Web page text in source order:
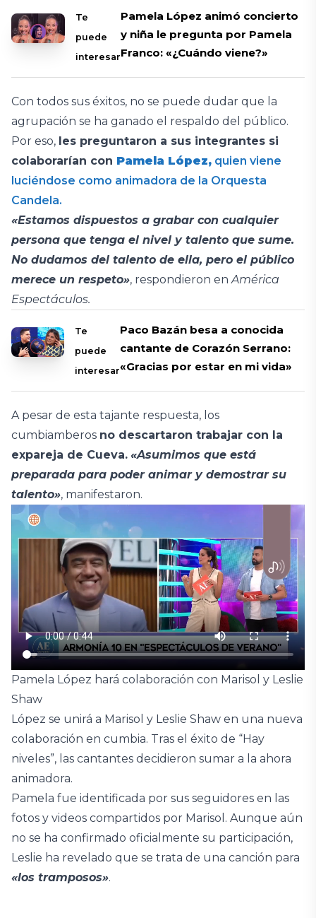
Te
puede
interesar
Pamela López animó concierto
y niña le pregunta por Pamela
Franco: «¿Cuándo viene?»
Con todos sus éxitos, no se puede dudar que la
agrupación se ha ganado el respaldo del público.
Por eso, les preguntaron a sus integrantes si
colaborarían con Pamela López, quien viene
luciéndose como animadora de la Orquesta
Candela.
«Estamos dispuestos a grabar con cualquier
persona que tenga el nivel y talento que sume.
No dudamos del talento de ella, pero el público
merece un respeto», respondieron en América
Espectáculos.
Te
puede
interesar
Paco Bazán besa a conocida
cantante de Corazón Serrano:
«Gracias por estar en mi vida»
A pesar de esta tajante respuesta, los
cumbiamberos no descartaron trabajar con la
expareja de Cueva. «Asumimos que está
preparada para poder animar y demostrar su
talento», manifestaron.
Pamela López hará colaboración con Marisol y Leslie
Shaw
López se unirá a Marisol y Leslie Shaw en una nueva
colaboración en cumbia. Tras el éxito de “Hay
niveles”, las cantantes decidieron sumar a la ahora
animadora.
Pamela fue identificada por sus seguidores en las
fotos y videos compartidos por Marisol. Aunque aún
no se ha confirmado oficialmente su participación,
Leslie ha revelado que se trata de una canción para
«los tramposos».